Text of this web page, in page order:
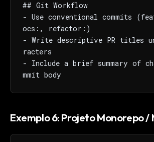
## Git Workflow
- Use conventional commits
ocs:, refactor:)
- Write descriptive PR titles
racters
- Include a brief summary of
mmit body
Exemplo 6: Projeto Monorepo